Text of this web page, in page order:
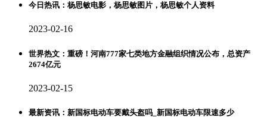
今日热讯：杨思敏电影，杨思敏图片，杨思敏个人资料
2023-02-16
世界热文：重磅！河南777家七类地方金融组织情况公布，总资产
2674亿元
2023-02-15
最新资讯：新国标电动车要戴头盔吗_新国标电动车限速多少